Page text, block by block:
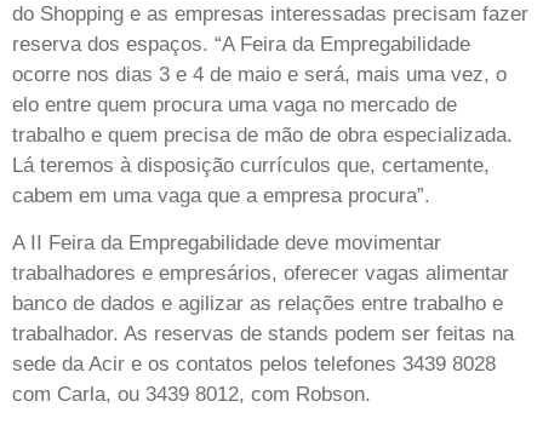
do Shopping e as empresas interessadas precisam fazer
reserva dos espaços. “A Feira da Empregabilidade
ocorre nos dias 3 e 4 de maio e será, mais uma vez, o
elo entre quem procura uma vaga no mercado de
trabalho e quem precisa de mão de obra especializada.
Lá teremos à disposição currículos que, certamente,
cabem em uma vaga que a empresa procura”.
A II Feira da Empregabilidade deve movimentar
trabalhadores e empresários, oferecer vagas alimentar
banco de dados e agilizar as relações entre trabalho e
trabalhador. As reservas de stands podem ser feitas na
sede da Acir e os contatos pelos telefones 3439 8028
com Carla, ou 3439 8012, com Robson.